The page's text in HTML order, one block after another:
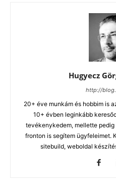
Hugyecz
http://
20+ éve munkám és hobbim is
10+ évben leginkább
tevékenykedem, mellette pedig
fronton is segítem ügyfeleimet.
sitebuild, weboldal